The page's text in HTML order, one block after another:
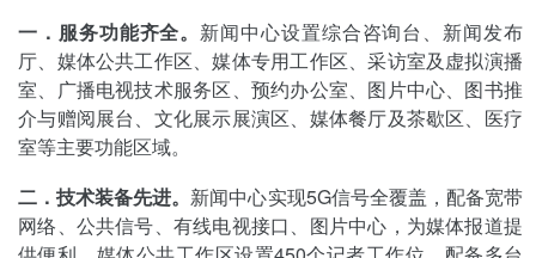
一．服务功能齐全。 新闻中心设置综合咨询台、新闻发布
厅、媒体公共工作区、媒体专用工作区、采访室及虚拟演播
室、广播电视技术服务区、预约办公室、图片中心、图书推
介与赠阅展台、文化展示展演区、媒体餐厅及茶歇区、医疗
室等主要功能区域。
二．技术装备先进。 新闻中心实现5G信号全覆盖，配备宽带
网络、公共信号、有线电视接口、图片中心，为媒体报道提